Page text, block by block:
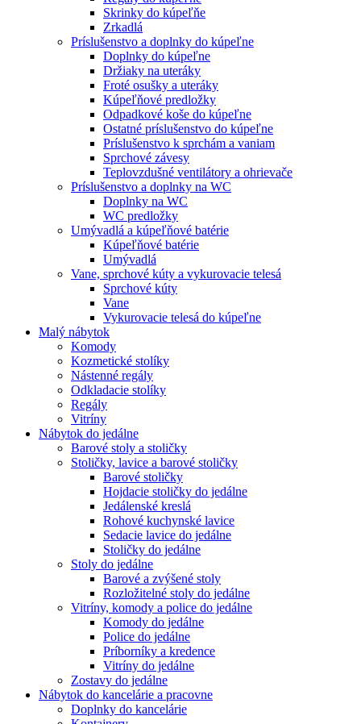
Skrinky do kúpeľňe
Zrkadlá
Príslušenstvo a doplnky do kúpeľne
Doplnky do kúpeľne
Držiaky na uteráky
Froté osušky a uteráky
Kúpeľňové predložky
Odpadkové koše do kúpeľne
Ostatné príslušenstvo do kúpeľne
Príslušenstvo k sprchám a vaniam
Sprchové závesy
Teplovzdušné ventilátory a ohrievače
Príslušenstvo a doplnky na WC
Doplnky na WC
WC predložky
Umývadlá a kúpeľňové batérie
Kúpeľňové batérie
Umývadlá
Vane, sprchové kúty a vykurovacie telesá
Sprchové kúty
Vane
Vykurovacie telesá do kúpeľne
Malý nábytok
Komody
Kozmetické stolíky
Nástenné regály
Odkladacie stolíky
Regály
Vitríny
Nábytok do jedálne
Barové stoly a stoličky
Stoličky, lavice a barové stoličky
Barové stoličky
Hojdacie stoličky do jedálne
Jedálenské kreslá
Rohové kuchynské lavice
Sedacie lavice do jedálne
Stoličky do jedálne
Stoly do jedálne
Barové a zvýšené stoly
Rozložitelné stoly do jedálne
Vitríny, komody a police do jedálne
Komody do jedálne
Police do jedálne
Príborníky a kredence
Vitríny do jedálne
Zostavy do jedálne
Nábytok do kancelárie a pracovne
Doplnky do kancelárie